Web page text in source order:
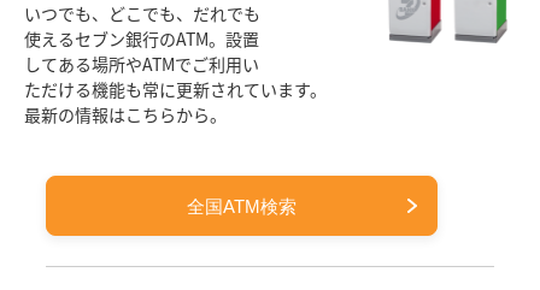
いつでも、どこでも、だれでも
使えるセブン銀行のATM。設置
してある場所やATMでご利用い
ただける機能も常に更新されています。
最新の情報はこちらから。
全国ATM検索